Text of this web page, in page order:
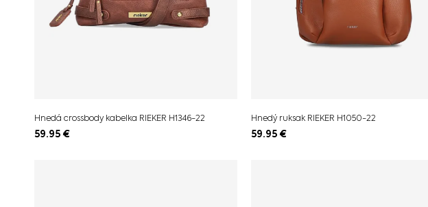
Hnedá crossbody kabelka RIEKER H1346-22
59.95€
Hnedý ruksak RIEKER H1050-22
59.95€